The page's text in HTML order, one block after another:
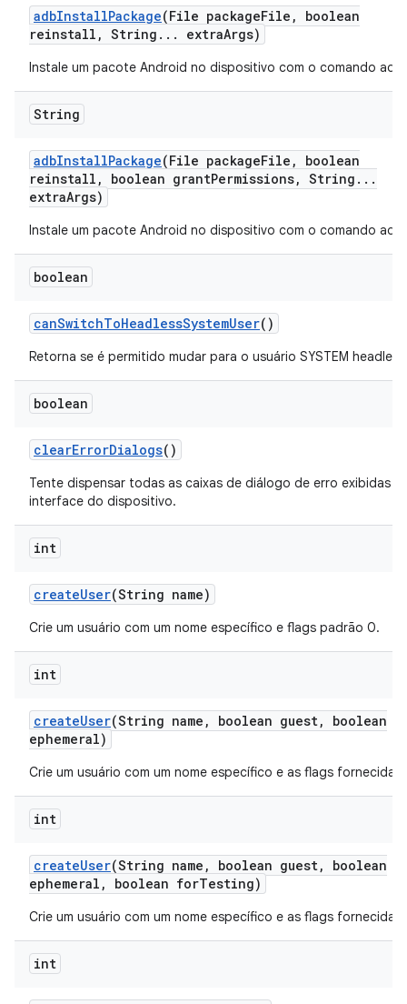
adbInstallPackage(File packageFile ,
boolean
reinstall , String . . . extraArgs)
Instale um pacote Android no dispositivo com o comando adb.
String
adbInstallPackage(File packageFile ,
boolean
reinstall , boolean grantPermissions, String . . .
extraArgs)
Instale um pacote Android no dispositivo com o comando adb.
boolean
canSwitchToHeadlessSystemUser()
Retorna se é permitido mudar para o usuário SYSTEM
boolean
clearErrorDialogs()
Tente dispensar todas as caixas de diálogo de erro exibidas
interface do dispositivo.
int
createUser(String name)
Crie um usuário com um nome específico e flags padrão 0.
int
createUser(String name , boolean guest,
boolean
ephemeral)
Crie um usuário com um nome específico e as flags fornecidas.
int
createUser(String name , boolean guest,
boolean
ephemeral , boolean forTesting)
Crie um usuário com um nome específico e as flags fornecidas.
int